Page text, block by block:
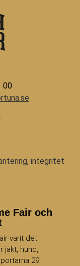
00
integritet
Fair och
varit det
jakt, hund,
29